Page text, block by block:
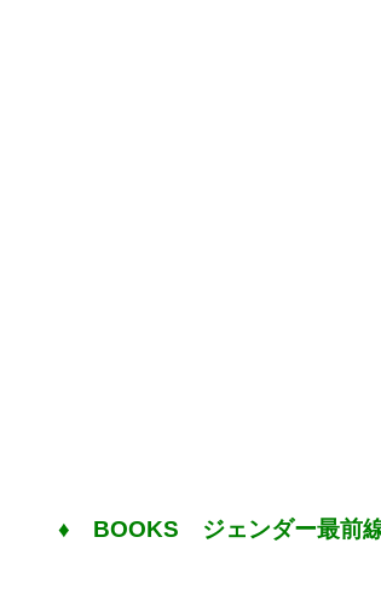
♦ BOOKS ジェンダー最前線